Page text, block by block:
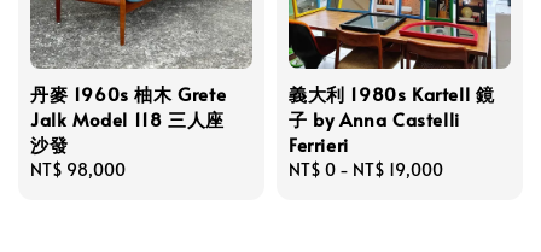
丹麥 1960s 柚木 Grete
Jalk Model 118 三人座
沙發
Regular
NT$ 98,000
義大利 1980s Kartell 鏡
子 by Anna Castelli
Ferrieri
Regular
NT$ 0 - NT$ 19,000